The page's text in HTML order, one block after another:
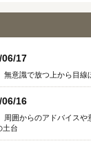
06/17
意識で放つ上から目線
06/16
囲からのアドバイスや
土台